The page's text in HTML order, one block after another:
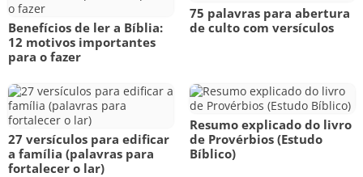
Benefícios de ler a Bíblia:
12 motivos importantes
para o fazer
75 palavras para abertura
de culto com versículos
27 versículos para edificar
a família (palavras para
fortalecer o lar)
Resumo explicado do livro
de Provérbios (Estudo
Bíblico)